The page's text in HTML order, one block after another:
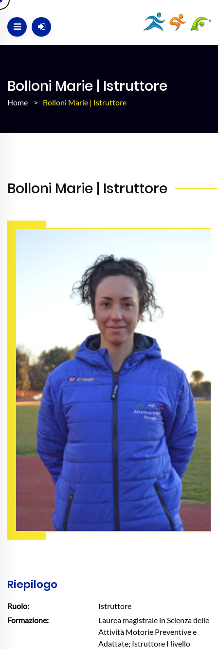
Bolloni Marie | Istruttore
Home > Bolloni Marie | Istruttore
Bolloni Marie | Istruttore
Riepilogo
Ruolo:
Istruttore
Formazione:
Laurea magistrale in Scienza delle
Attività Motorie Preventive e
Adattate; Istruttore I livello